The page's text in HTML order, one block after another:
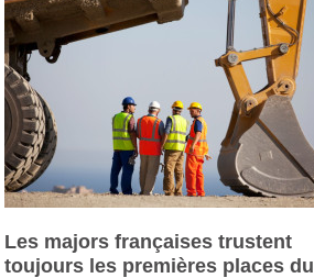
Les majors françaises trustent
toujours les premières places du